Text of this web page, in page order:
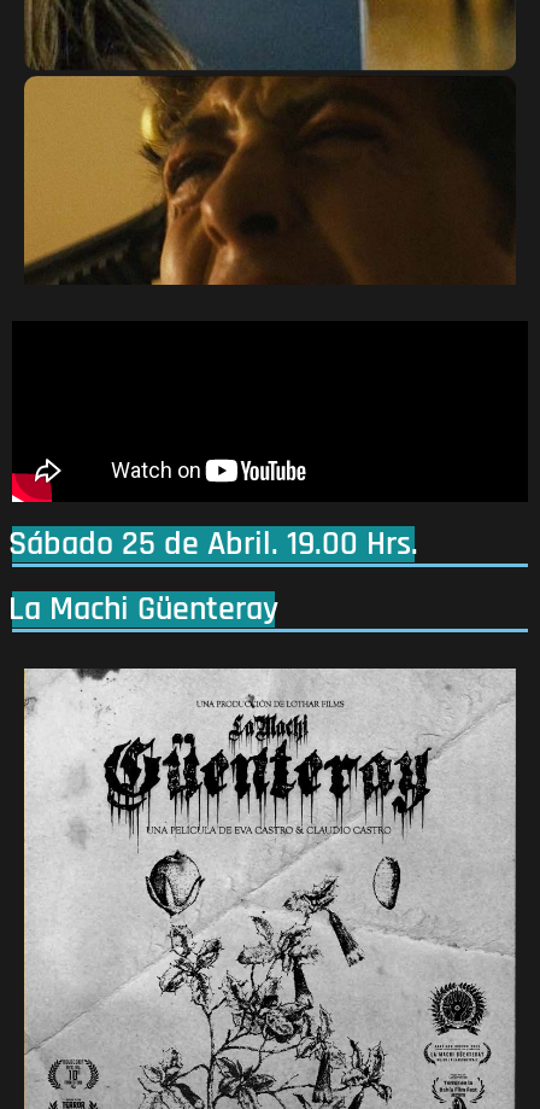
Sábado 25 de Abril. 19.00 Hrs.
La Machi Güenteray